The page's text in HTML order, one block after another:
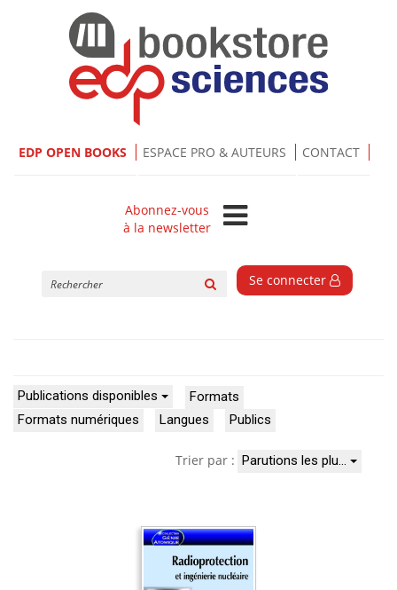
EDP OPEN BOOKS ESPACE PRO & AUTEURS CONTACT
Abonnez-vous
à la newsletter
Se connecter
Publications disponibles
Formats
Formats numériques
Langues Publics
Trier par : Parutions les plu…